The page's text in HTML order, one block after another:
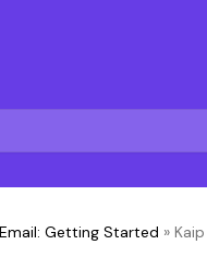
Getting Started »